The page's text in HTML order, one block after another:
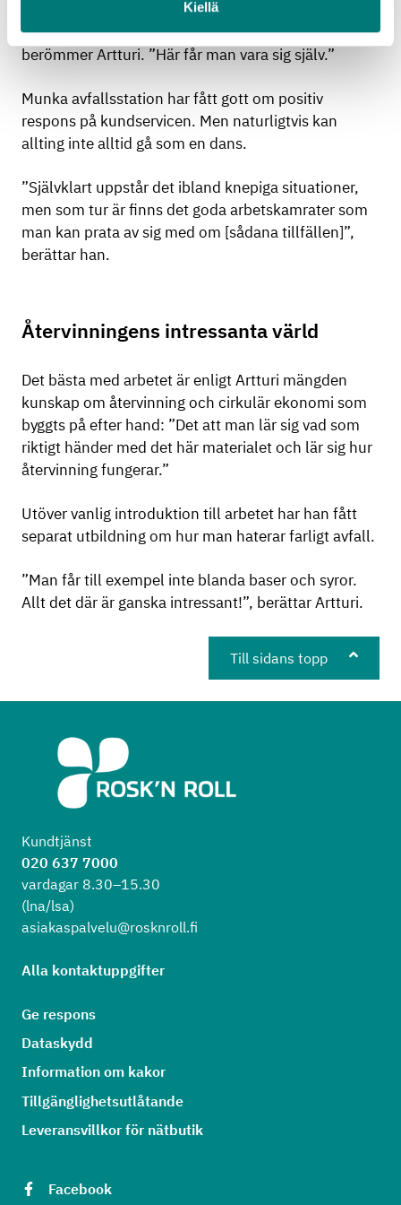
Kiellä
något liknande på annat håll. Vi litar på varandra, vi
har bra diskussioner och allting löper bra!”,
berömmer Artturi. ”Här får man vara sig själv.”
Munka avfallsstation har fått gott om positiv
respons på kundservicen. Men naturligtvis kan
allting inte alltid gå som en dans.
”Självklart uppstår det ibland knepiga situationer,
men som tur är finns det goda arbetskamrater som
man kan prata av sig med om [sådana tillfällen]”,
berättar han.
Återvinningens intressanta värld
Det bästa med arbetet är enligt Artturi mängden
kunskap om återvinning och cirkulär ekonomi som
byggts på efter hand: ”Det att man lär sig vad som
riktigt händer med det här materialet och lär sig hur
återvinning fungerar.”
Utöver vanlig introduktion till arbetet har han fått
separat utbildning om hur man haterar farligt avfall.
”Man får till exempel inte blanda baser och syror.
Allt det där är ganska intressant!”, berättar Artturi.
Till sidans topp
Kundtjänst
020 637 7000
vardagar 8.30–15.30
(lna/lsa)
asiakaspalvelu@rosknroll.fi
Alla kontaktuppgifter
Ge respons
Dataskydd
Information om kakor
Tillgänglighetsutlåtande
Leveransvillkor för nätbutik
Facebook